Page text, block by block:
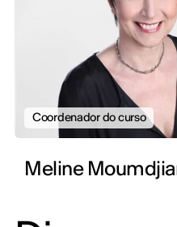
Coordenador do curso
Meline